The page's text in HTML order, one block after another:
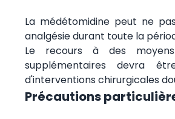
La médétomidine peut ne
analgésie durant toute la
Le recours à des moyens
supplémentaires devra
d'interventions chirurgicales
Précautions